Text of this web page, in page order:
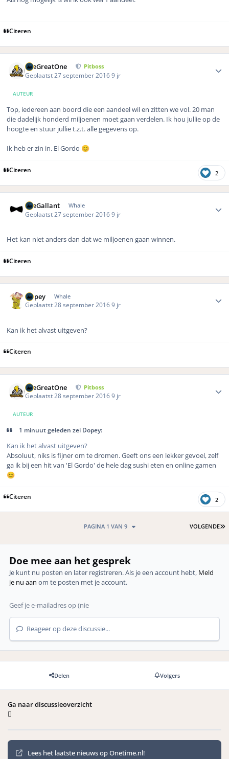
Citeren
TheGreatOne Pitboss
Geplaatst 27 september 20169 jr
AUTEUR
Top, iedereen aan boord die een aandeel wil en zitten we vol. 20 man
die dadelijk honderd miljoenen moet gaan verdelen. Ik hou jullie op de
hoogte en stuur jullie t.z.t. alle gegevens op.
Ik heb er zin in. El Gordo 😊
Citeren 2
TheGallant Whale
Geplaatst 27 september 20169 jr
Het kan niet anders dan dat we miljoenen gaan winnen.
Citeren
Dopey Whale
Geplaatst28 september 20169 jr
Kan ik het alvast uitgeven?
Citeren
TheGreatOne Pitboss
Geplaatst28 september 20169 jr
AUTEUR
1 minuut geleden zei Dopey:
Kan ik het alvast uitgeven?
Absoluut, niks is fijner om te dromen. Geeft ons een lekker gevoel, zelf
ga ik bij een hit van 'El Gordo' de hele dag sushi eten en online gamen
😊
Citeren 2
VOLGENDE
PAGINA 1 VAN 9
Doe mee aan het gesprek
Je kunt nu posten en later registreren. Als je een account hebt, Meld
je nu aan om te posten met je account.
Reageer op deze discussie...
Delen Volgers
Ga naar discussieoverzicht
Mededelingen
Lees het laatste nieuws op Onetime.nl!